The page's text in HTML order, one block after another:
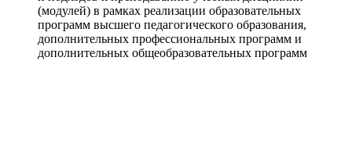
(модулей) в рамках реализации образовательных
программ высшего педагогического образования,
дополнительных профессиональных программ и
дополнительных общеобразовательных программ